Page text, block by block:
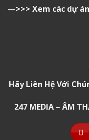
—>>> Xem các dự
Hãy Liên Hệ Với
247 MEDIA – ÂM